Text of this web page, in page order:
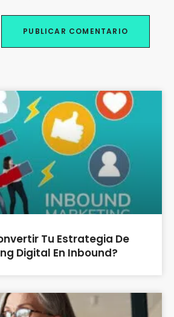
Tu Estrategia De
Digital En Inbound?